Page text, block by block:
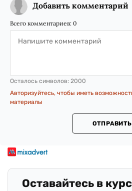
Добавить комментарий
Всего комментариев: 0
Осталось символов: 2000
Авторизуйтесь, чтобы иметь
материалы
ОТПРАВИТЬ
Оставайтесь в